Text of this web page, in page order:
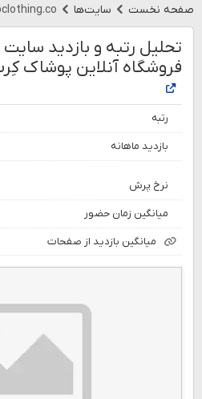
صفحه نخست سایت‌ها
فروشگاه آنلاین پوشاک
رتبه
بازدید ماهانه
نرخ پرش
میانگین زمان حضور
میانگین بازدید از صفحات